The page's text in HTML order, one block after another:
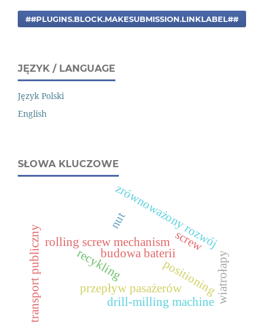
##PLUGINS.BLOCK.MAKESUBMISSION.LINKLABEL##
JĘZYK / LANGUAGE
Język Polski
English
SŁOWA KLUCZOWE
screw
rolling screw mechanism
nut
positioning
drill-milling machine
przepływ pasażerów wiatrołapy
transport publiczny recyklingbudowa baterii
zrównoważony rozwój